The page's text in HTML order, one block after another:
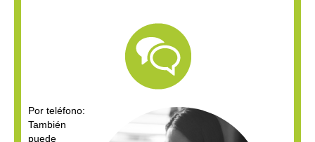
Por teléfono:
También
puede